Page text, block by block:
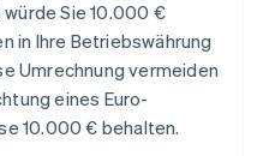
würde Sie 10.000 €
in Ihre Betriebswährung
Umrechnung vermeiden
eines Euro-
10.000 € behalten.